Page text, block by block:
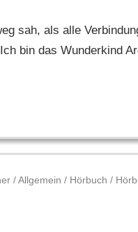
sah, als alle
bin das Wunderkind
/Allgemein / Hörbuch /